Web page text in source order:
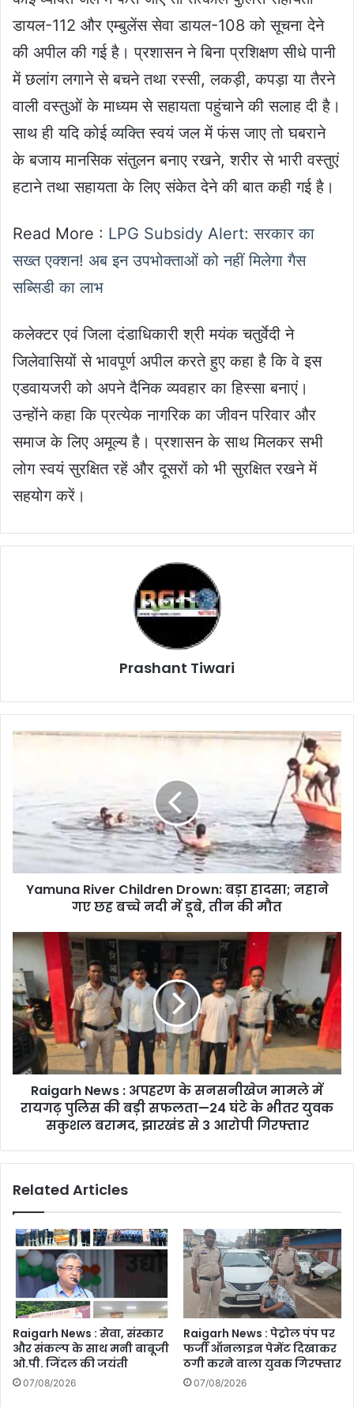
डायल-112 और एम्बुलेंस सेवा डायल-108 को सूचना देने
की अपील की गई है। प्रशासन ने बिना प्रशिक्षण सीधे पानी
में छलांग लगाने से बचने तथा रस्सी, लकड़ी, कपड़ा या तैरने
वाली वस्तुओं के माध्यम से सहायता पहुंचाने की सलाह दी है।
साथ ही यदि कोई व्यक्ति स्वयं जल में फंस जाए तो घबराने
के बजाय मानसिक संतुलन बनाए रखने, शरीर से भारी वस्तुएं
हटाने तथा सहायता के लिए संकेत देने की बात कही गई है।
Read More : LPG Subsidy Alert: सरकार का
सख्त एक्शन! अब इन उपभोक्ताओं को नहीं मिलेगा गैस
सब्सिडी का लाभ
कलेक्टर एवं जिला दंडाधिकारी श्री मयंक चतुर्वेदी ने
जिलेवासियों से भावपूर्ण अपील करते हुए कहा है कि वे इस
एडवायजरी को अपने दैनिक व्यवहार का हिस्सा बनाएं।
उन्होंने कहा कि प्रत्येक नागरिक का जीवन परिवार और
समाज के लिए अमूल्य है। प्रशासन के साथ मिलकर सभी
लोग स्वयं सुरक्षित रहें और दूसरों को भी सुरक्षित रखने में
सहयोग करें।
Prashant Tiwari
Yamuna
बड़ा
नहाने
छह
बच्चे
डूबे,
तीन
की
मौत
Yamuna River Children Drown: बड़ा हादसा; नहाने
गए छह बच्चे नदी में डूबे, तीन की मौत
Raigarh
News
:
अपहरण
के
सनसनीखेज
मामले
में
रायगढ़
पुलिस
की
—
घंटे
युवक
सकुशल
बरामद,
झारखंड
से
3
आरोपी
गिरफ्तार
Raigarh News : अपहरण के सनसनीखेज मामले में
रायगढ़ पुलिस की बड़ी सफलता—24 घंटे के भीतर युवक
सकुशल बरामद, झारखंड से 3 आरोपी गिरफ्तार
Related Articles
Raigarh News : सेवा, संस्कार
और संकल्प के साथ मनी बाबूजी
ओ.पी. जिंदल की जयंती
07/08/2026
Raigarh News : पेट्रोल पंप पर
फर्जी ऑनलाइन पेमेंट दिखाकर
ठगी करने वाला युवक गिरफ्तार
07/08/2026